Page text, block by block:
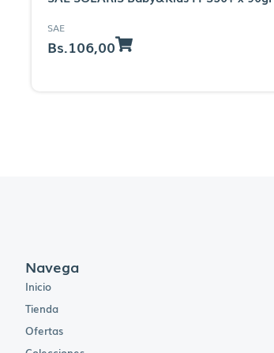
SAE
Bs.106,00
Navega
Inicio
Tienda
Ofertas